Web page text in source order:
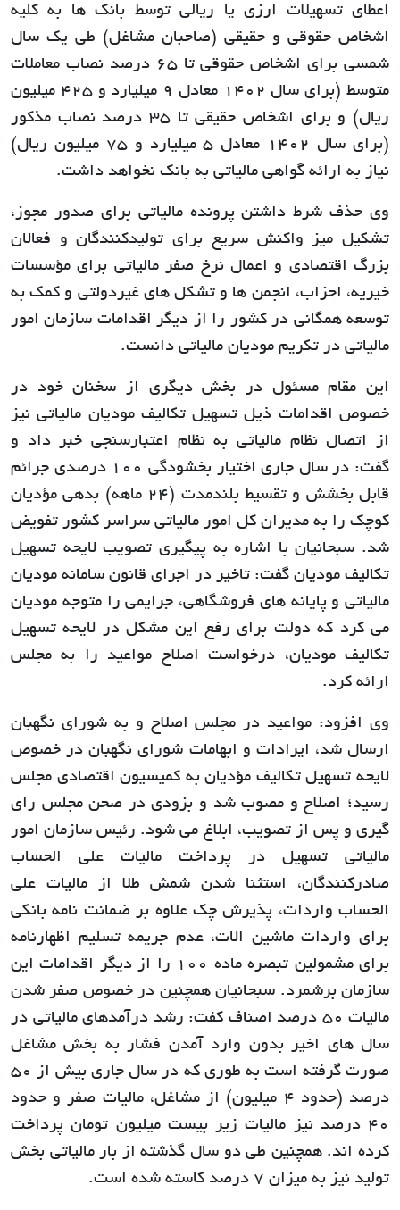
اعطای تسهیلات ارزی یا ریالی توسط بانک ها به کلیه
اشخاص حقوقی و حقیقی (صاحبان مشاغل) طی یک سال
شمسی برای اشخاص حقوقی تا 65 درصد نصاب معاملات
متوسط (برای سال 1402 معادل 9 میلیارد و 425 میلیون
ریال) و برای اشخاص حقیقی تا 35 درصد نصاب مذکور
(برای سال 1402 معادل 5 میلیارد و 75 میلیون ریال)
نیاز به ارائه گواهی مالیاتی به بانک نخواهد داشت.
وی حذف شرط داشتن پرونده مالیاتی برای صدور مجوز،
تشکیل میز واکنش سریع برای تولیدکنندگان و فعالان
بزرگ اقتصادی و اعمال نرخ صفر مالیاتی برای مؤسسات
خیریه، احزاب، انجمن ها و تشکل های غیردولتی و کمک به
توسعه همگانی در کشور را از دیگر اقدامات سازمان امور
مالیاتی در تکریم مودیان مالیاتی دانست.
این مقام مسئول در بخش دیگری از سخنان خود در
خصوص اقدامات ذیل تسهیل تکالیف مودیان مالیاتی نیز
از اتصال نظام مالیاتی به نظام اعتبارسنجی خبر داد و
گفت: در سال جاری اختیار بخشودگی 100 درصدی جرائم
قابل بخشش و تقسیط بلندمدت (24 ماهه) بدهی مؤدیان
کوچک را به مدیران کل امور مالیاتی سراسر کشور تفویض
شد. سبحانیان با اشاره به پیگیری تصویب لایحه تسهیل
تکالیف مودیان گفت: تاخیر در اجرای قانون سامانه مودیان
مالیاتی و پایانه های فروشگاهی، جرایمی را متوجه مودیان
می کرد که دولت برای رفع این مشکل در لایحه تسهیل
تکالیف مودیان، درخواست اصلاح مواعید را به مجلس
ارائه کرد.
وی افزود: مواعید در مجلس اصلاح و به شورای نگهبان
ارسال شد، ایرادات و ابهامات شورای نگهبان در خصوص
لایحه تسهیل تکالیف مؤدیان به کمیسیون اقتصادی مجلس
رسید؛ اصلاح و مصوب شد و بزودی در صحن مجلس رای
گیری و پس از تصویب، ابلاغ می شود. رئیس سازمان امور
مالیاتی تسهیل در پرداخت مالیات علی الحساب
صادرکنندگان، استثنا شدن شمش طلا از مالیات علی
الحساب واردات، پذیرش چک علاوه بر ضمانت نامه بانکی
برای واردات ماشین الات، عدم جریمه تسلیم اظهارنامه
برای مشمولین تبصره ماده 100 را از دیگر اقدامات این
سازمان برشمرد. سبحانیان همچنین در خصوص صفر شدن
مالیات 50 درصد اصناف کفت: رشد درآمدهای مالیاتی در
سال های اخیر بدون وارد آمدن فشار به بخش مشاغل
صورت گرفته است به طوری که در سال جاری بیش از 50
درصد (حدود 4 میلیون) از مشاغل، مالیات صفر و حدود
40 درصد نیز مالیات زیر بیست میلیون تومان پرداخت
کرده اند. همچنین طی دو سال گذشته از بار مالیاتی بخش
تولید نیز به میزان 7 درصد کاسته شده است.